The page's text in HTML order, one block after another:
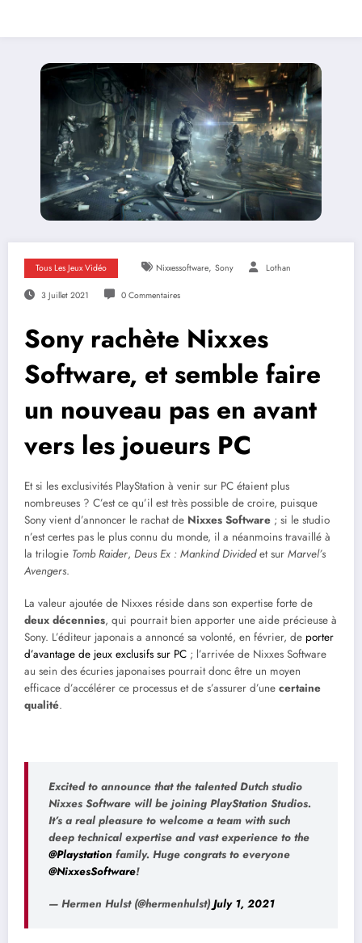
Tous Les Jeux Vidéo Nixxessoftware, Sony Lothan
3 Juillet 2021 0 Commentaires
Sony rachète Nixxes
Software, et semble faire
un nouveau pas en avant
vers les joueurs PC
Et si les exclusivités PlayStation à venir sur PC étaient plus
nombreuses ? C’est ce qu’il est très possible de croire, puisque
Sony vient d’annoncer le rachat de Nixxes Software ; si le studio
n’est certes pas le plus connu du monde, il a néanmoins travaillé à
la trilogie Tomb Raider, Deus Ex : Mankind Dividedet sur Marvel’s
Avengers.
La valeur ajoutée de Nixxes réside dans son expertise forte de
deux décennies, qui pourrait bien apporter une aide précieuse à
Sony. L’éditeur japonais a annoncé sa volonté, en février, de porter
d’avantage de jeux exclusifs sur PC ; l’arrivée de Nixxes Software
au sein des écuries japonaises pourrait donc être un moyen
efficace d’accélérer ce processus et de s’assurer d’une certaine
qualité.
Excited to announce that the talented Dutch studio
Nixxes Software will be joining PlayStation Studios.
It’s a real pleasure to welcome a team with such
deep technical expertise and vast experience to the
@Playstation family. Huge congrats to everyone
@NixxesSoftware!
— Hermen Hulst (@hermenhulst) July 1, 2021